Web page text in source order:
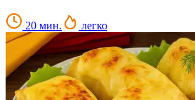
20 мин. легко